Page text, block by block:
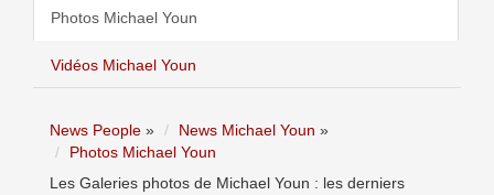
Photos Michael Youn
Vidéos Michael Youn
News People » News Michael Youn »
Photos Michael Youn
Les Galeries photos de Michael Youn : les derniers